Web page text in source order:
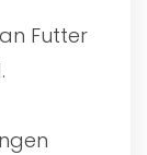
Futter